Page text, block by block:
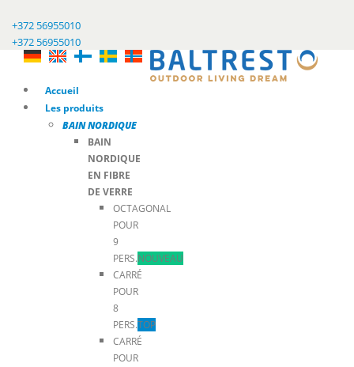
+372 56955010
+372 56955010
Accueil
Les produits
BAIN NORDIQUE
BAIN
NORDIQUE
EN FIBRE
DE VERRE
OCTAGONAL
POUR
9
PERS.NOUVEAU
CARRÉ
POUR
8
PERS.TOP
CARRÉ
POUR